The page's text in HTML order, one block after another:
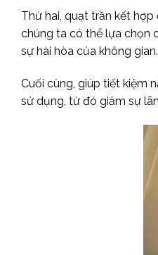
Thứ hai, quạt trần kết
chúng ta có thể lựa chọn
sự hài hòa của không gian.
Cuối cùng, giúp tiết kiệm
sử dụng, từ đó giảm sự